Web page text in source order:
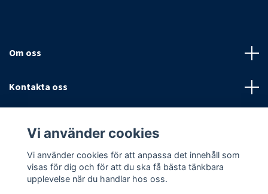
Om oss
Kontakta oss
Sociala medier
Vi använder cookies
Vi använder cookies för att anpassa det innehåll som
visas för dig och för att du ska få bästa tänkbara
upplevelse när du handlar hos oss.